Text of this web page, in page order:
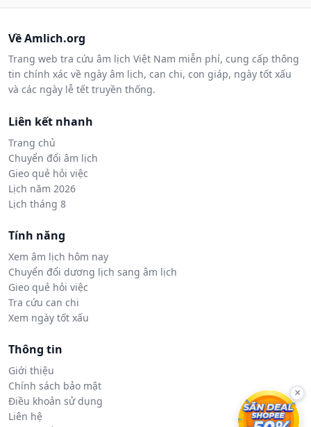
Về Amlich.org
Trang web tra cứu âm lịch Việt Nam miễn phí, cung cấp thông
tin chính xác về ngày âm lịch, can chi, con giáp, ngày tốt xấu
và các ngày lễ tết truyền thống.
Liên kết nhanh
Trang chủ
Chuyển đổi âm lịch
Gieo quẻ hỏi việc
Lịch năm 2026
Lịch tháng 8
Tính năng
Xem âm lịch hôm nay
Chuyển đổi dương lịch sang âm lịch
Gieo quẻ hỏi việc
Tra cứu can chi
Xem ngày tốt xấu
Thông tin
Giới thiệu
Chính sách bảo mật
Điều khoản sử dụng
Liên hệ
×